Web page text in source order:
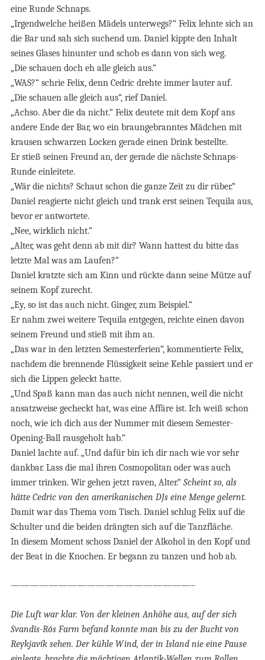
eine Runde Schnaps.
„Irgendwelche heißen Mädels unterwegs?“ Felix lehnte sich an
die Bar und sah sich suchend um. Daniel kippte den Inhalt
seines Glases hinunter und schob es dann von sich weg.
„Die schauen doch eh alle gleich aus.“
„WAS?“ schrie Felix, denn Cedric drehte immer lauter auf.
„Die schauen alle gleich aus“, rief Daniel.
„Achso. Aber die da nicht.“ Felix deutete mit dem Kopf ans
andere Ende der Bar, wo ein braungebranntes Mädchen mit
krausen schwarzen Locken gerade einen Drink bestellte.
Er stieß seinen Freund an, der gerade die nächste Schnaps-
Runde einleitete.
„Wär die nichts? Schaut schon die ganze Zeit zu dir rüber.“
Daniel reagierte nicht gleich und trank erst seinen Tequila aus,
bevor er antwortete.
„Nee, wirklich nicht.“
„Alter, was geht denn ab mit dir? Wann hattest du bitte das
letzte Mal was am Laufen?“
Daniel kratzte sich am Kinn und rückte dann seine Mütze auf
seinem Kopf zurecht.
„Ey, so ist das auch nicht. Ginger, zum Beispiel.“
Er nahm zwei weitere Tequila entgegen, reichte einen davon
seinem Freund und stieß mit ihm an.
„Das war in den letzten Semesterferien“, kommentierte Felix,
nachdem die brennende Flüssigkeit seine Kehle passiert und er
sich die Lippen geleckt hatte.
„Und Spaß kann man das auch nicht nennen, weil die nicht
ansatzweise gecheckt hat, was eine Affäre ist. Ich weiß schon
noch, wie ich dich aus der Nummer mit diesem Semester-
Opening-Ball rausgeholt hab.“
Daniel lachte auf. „Und dafür bin ich dir nach wie vor sehr
dankbar. Lass die mal ihren Cosmopolitan oder was auch
immer trinken. Wir gehen jetzt raven, Alter.“ Scheint so, als
hätte Cedric von den amerikanischen DJs eine Menge gelernt.
Damit war das Thema vom Tisch. Daniel schlug Felix auf die
Schulter und die beiden drängten sich auf die Tanzfläche.
In diesem Moment schoss Daniel der Alkohol in den Kopf und
der Beat in die Knochen. Er begann zu tanzen und hob ab.
———————————————————–
Die Luft war klar. Von der kleinen Anhöhe aus, auf der sich
Svandís-Rós Farm befand konnte man bis zu der Bucht von
Reykjavík sehen. Der kühle Wind, der in Island nie eine Pause